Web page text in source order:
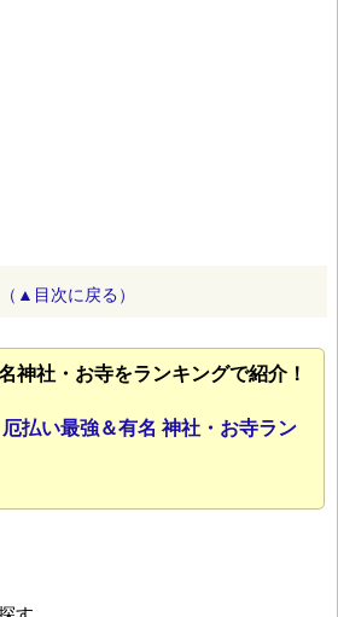
（▲目次に戻る）
神社・お寺をランキングで紹介！
厄払い最強＆有名 神社・お寺ラン